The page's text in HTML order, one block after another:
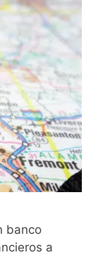
banco
a